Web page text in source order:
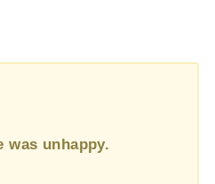
was unhappy.